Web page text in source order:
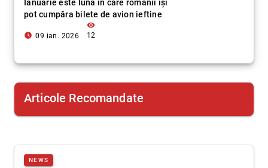
Ianuarie este luna în care românii își
pot cumpăra bilete de avion ieftine
access_time_filled 09 ian. 2026
visibility
12
Articole Recomandate
NEWS